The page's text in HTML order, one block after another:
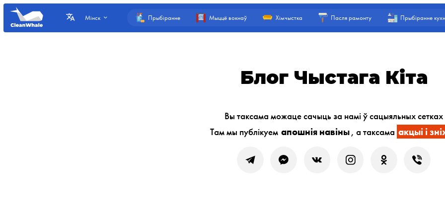
Мінск Прыбіранне Мыццё вокнаў Хімчыстка Пасля рамонту Прыбіранне
Блог Чыстага Кіта
Вы таксама можаце сачыць за намі ў сацыяльных сетках
Там мы публікуем апошнія навіны, а таксама акцыі і